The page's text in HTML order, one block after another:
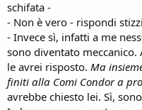
schifata -
- Non è vero - rispondi
- Invece sì, infatti a me
sono diventato meccanico.
le avrei risposto. Ma
finiti alla Comi Condor a
avrebbe chiesto lei. Sì,